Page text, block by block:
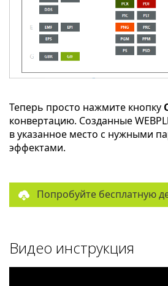
Теперь просто нажмите кнопку
конвертацию. Созданные
в указанное место с нужными
эффектами.
Попробуйте бесплатную
Видео инструкция